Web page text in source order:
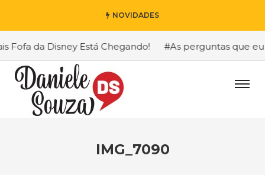
NOVIDADES
da Disney Está Chegando! #As perguntas que eu
IMG_7090